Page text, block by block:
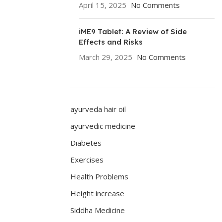
April 15, 2025 No Comments
iME9 Tablet: A Review of Side
Effects and Risks
March 29, 2025 No Comments
ayurveda hair oil
ayurvedic medicine
Diabetes
Exercises
Health Problems
Height increase
Siddha Medicine